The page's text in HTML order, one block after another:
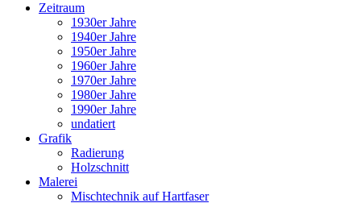
Zeitraum
1930er Jahre
1940er Jahre
1950er Jahre
1960er Jahre
1970er Jahre
1980er Jahre
1990er Jahre
undatiert
Grafik
Radierung
Holzschnitt
Malerei
Mischtechnik auf Hartfaser